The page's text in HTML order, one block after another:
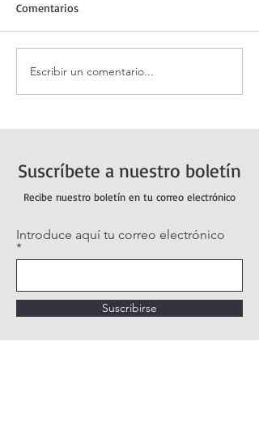
Santo Rosario de hoy
viernes. Misterios
Comentarios
Escribir un comentario...
Suscríbete a nuestro boletín
Recibe nuestro boletín en tu correo electrónico
Introduce aquí tu correo electrónico
Suscribirse